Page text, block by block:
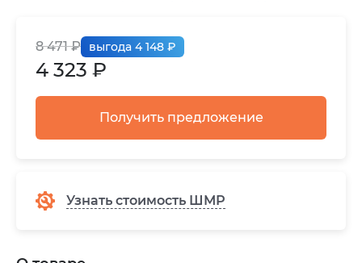
4 323 ₽
8 471 ₽ выгода 4 148 ₽
Получить предложение
Узнать стоимость ШМР